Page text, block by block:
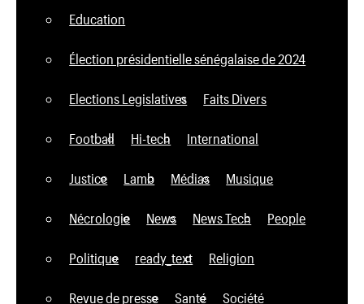
Education
Élection présidentielle sénégalaise de 2024
Elections Legislatives Faits Divers
Football Hi-tech International
Justice Lamb Médias Musique
Nécrologie News News Tech People
Politique ready_text Religion
Revue de presse Santé Société